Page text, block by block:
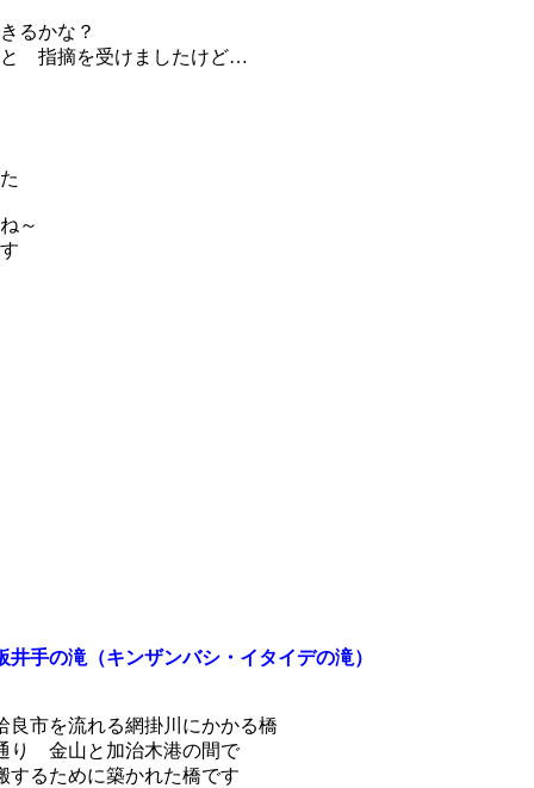
るかな？
と 指摘を受けましたけど…
～
井手の滝（キンザンバシ・イタイデの滝）
良市を流れる網掛川にかかる橋
り 金山と加治木港の間で
するために築かれた橋です